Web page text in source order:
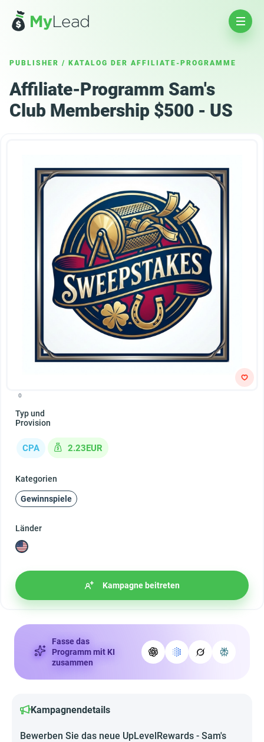
PUBLISHER / KATALOG DER AFFILIATE-PROGRAMME
Affiliate-Programm Sam's
Club Membership $500 - US
0
Typ und
Provision
CPA 2.23EUR
Kategorien
Gewinnspiele
Länder
Kampagne beitreten
Fasse das
Programm mit KI
zusammen
Kampagnendetails
Bewerben Sie das neue UpLevelRewards - Sam's